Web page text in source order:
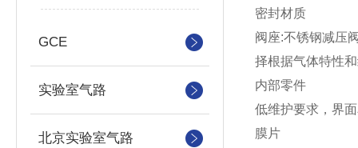
GCE
实验室气路
北京实验室气路
密封材质
阀座:不锈钢减压
择根据气体特性
内部零件
低维护要求，界
膜片